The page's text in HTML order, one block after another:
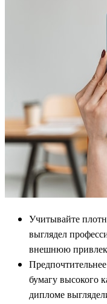
Учитывайте
выглядел
внешнюю
бумагу высокого
дипломе